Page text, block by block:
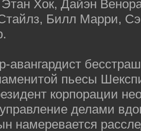
Хок, Дайэн
Билл Марри,
авангардист
пьесы
корпорации
делами
намеревается